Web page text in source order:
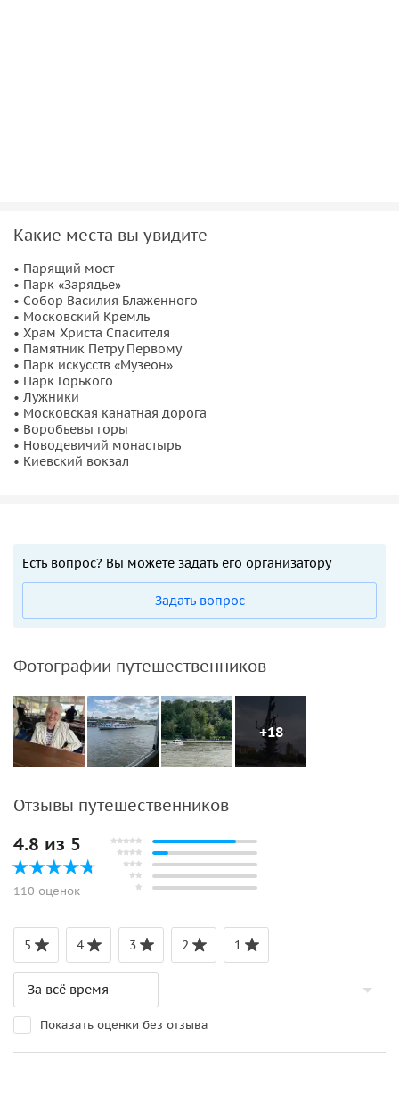
Какие места вы увидите
• Парящий мост
• Парк «Зарядье»
• Собор Василия Блаженного
• Московский Кремль
• Храм Христа Спасителя
• Памятник Петру Первому
• Парк искусств «Музеон»
• Парк Горького
• Лужники
• Московская канатная дорога
• Воробьевы горы
• Новодевичий монастырь
• Киевский вокзал
Есть вопрос? Вы можете задать его организатору
Задать вопрос
Фотографии путешественников
+18
Отзывы путешественников
4.8 из 5
110 оценок
5 4 3 2 1
Показать оценки без отзыва